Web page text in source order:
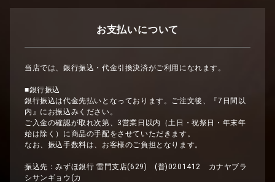
お支払いについて
当店では、銀行振込・代金引換決済がご利用になれます。
■銀行振込
銀行振込は代金先払いとなっております。ご注文後、『7日間以
内』にお振込みください。
ご入金の確認が取れ次第、3営業日以内（土日・祝祭日・年末年
始は除く）に商品の手配をさせていただきます。
なお、振込手数料は、お客様のご負担となります。
振込先：みずほ銀行 雷門支店(629) (普)0201412 カナヤブラ
シサンギョウ(カ